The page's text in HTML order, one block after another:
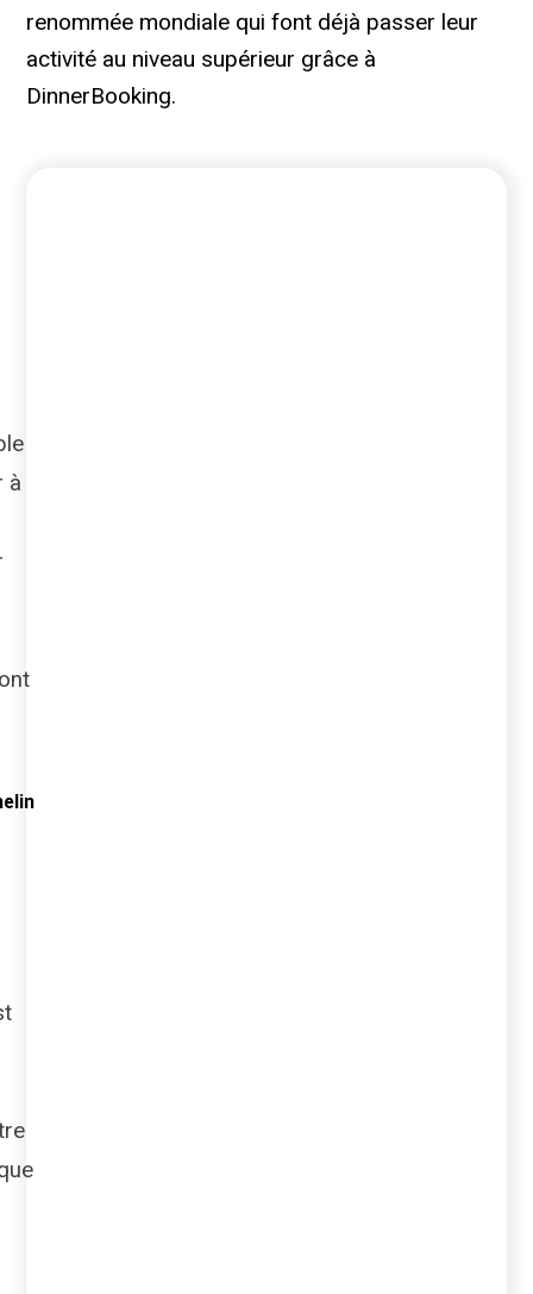
renommée mondiale qui font déjà passer leur
activité au niveau supérieur grâce à
DinnerBooking.
à